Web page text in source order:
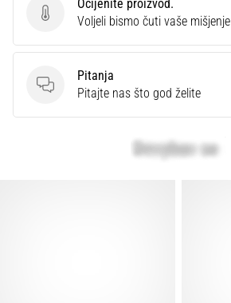
Ocijenite proizvod.
Ocijenite proizvod.
Voljeli bismo čuti vaše mišjenje
Pitanja
Pitanja
Pitajte nas što god želite